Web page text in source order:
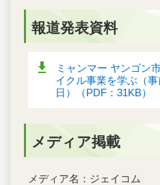
報道発表資料
ミャンマー ヤンゴン
イクル事業を学ぶ（
日）（PDF：31KB）
メディア掲載
メディア名：ジェイコム